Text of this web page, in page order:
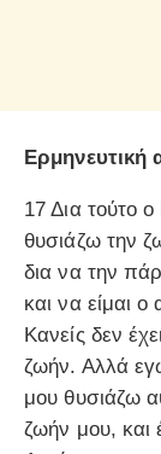
17 Δια τούτο
θυσιάζω την
δια να την
και να είμαι ο
Κανείς δεν
ζωήν. Αλλά
μου θυσιάζω
ζωήν μου, και